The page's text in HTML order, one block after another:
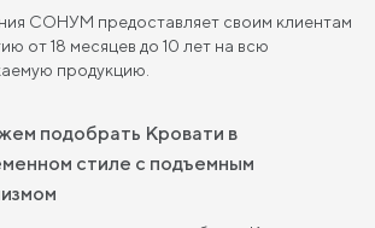
Кровати желтого цвета
цвета Кровати коричневого цвета
цвета Кровати серого цвета
СОНУМ предоставляет своим клиентам
от 18 месяцев до 10 лет на всю
продукцию.
стиле с подъемным